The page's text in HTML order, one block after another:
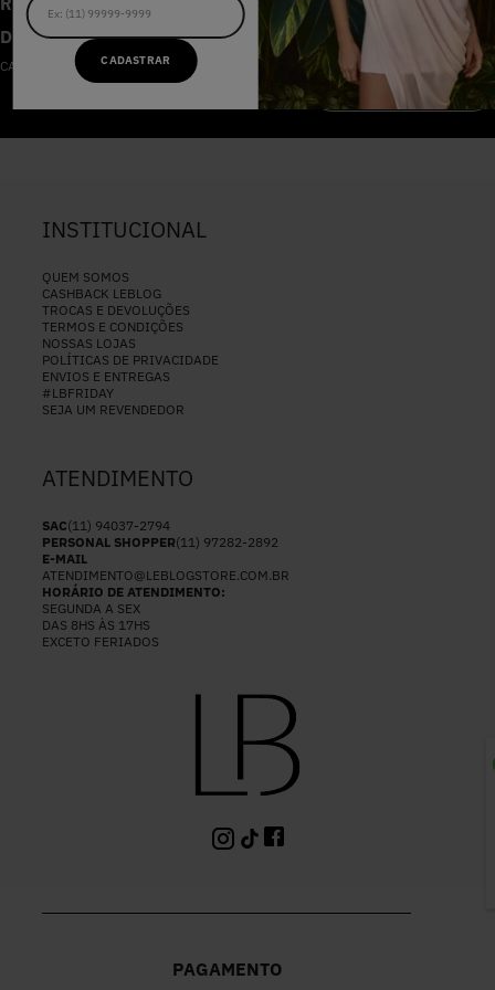
CADASTRAR
DESCONTOS IMPERDÍVEIS
CADASTRE-SE NA NOSSA NEWSLETTER
CADASTRAR
INSTITUCIONAL
QUEM SOMOS
CASHBACK LEBLOG
TROCAS E DEVOLUÇÕES
TERMOS E CONDIÇÕES
NOSSAS LOJAS
POLÍTICAS DE PRIVACIDADE
ENVIOS E ENTREGAS
#LBFRIDAY
SEJA UM REVENDEDOR
ATENDIMENTO
SAC(11) 94037-2794
PERSONAL SHOPPER(11) 97282-2892
E-MAIL
ATENDIMENTO@LEBLOGSTORE.COM.BR
HORÁRIO DE ATENDIMENTO:
SEGUNDA A SEX
DAS 8HS ÀS 17HS
EXCETO FERIADOS
PAGAMENTO